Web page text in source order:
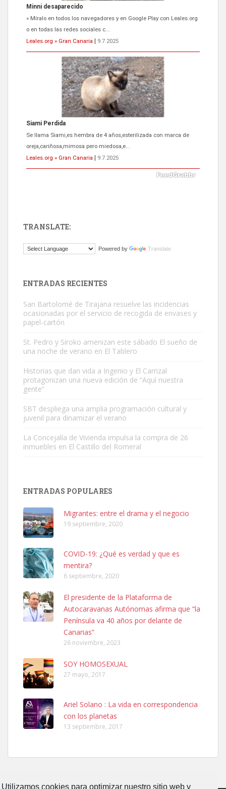
Utilizamos cookies para optimizar nuestro sitio web y
Minni desaparecido
» Míralo en todos los navegadores y en Google Play con Leales.org
o en todas las redes sociales c...
Leales.org » Gran Canaria
9.7.2025
Siami Perdida
Se llama Siami,es hembra de 4 años,esterilizada con marca de
oreja,cariñosa,mimosa pero miedosa,e...
Leales.org » Gran Canaria
9.7.2025
El ayuntamiento se va a llevar a Los Gatos callejeros de la zona los
Este gato macho ha aparecido en la calle hace menos de un mes,
es muy manso y extremadamente cari...
Leales.org » Gran Canaria
Leales.org » Gran Canaria
SHIBA PERDIDO AVDA JOSE MESA Y LOPEZ
PERRO MACHO RAZA SHIBA CON MICROCHIP PERDIDO HOY
06/07/2025 ZONA MESA Y LOPEZ. ES MUY ASUSTADIZO
Leales.org » Gran Canaria
6.7.2025
Ninfa perdida
El día 5 se los perdió una ninfa papillera, asustada tiene miedo a la
calle, se perdió por la zon...
TRANSLATE:
Powered by Translate
ENTRADAS RECIENTES
San Bartolomé de Tirajana resuelve las incidencias
ocasionadas por el servicio de recogida de envases y
papel-cartón
St. Pedro y Siroko amenizan este sábado El sueño de
una noche de verano en El Tablero
Historias que dan vida a Ingenio y El Carrizal
protagonizan una nueva edición de “Aquí nuestra
gente”
SBT despliega una amplia programación cultural y
juvenil para dinamizar el verano
La Concejalía de Vivienda impulsa la compra de 26
inmuebles en El Castillo del Romeral
ENTRADAS POPULARES
Migrantes: entre el drama y el negocio
19 septiembre, 2020
COVID-19: ¿Qué es verdad y que es
mentira?
6 septiembre, 2020
El presidente de la Plataforma de
Autocaravanas Autónomas afirma que “la
Península va 40 años por delante de
Canarias”
26 noviembre, 2023
SOY HOMOSEXUAL
27 mayo, 2017
Ariel Solano : La vida en correspondencia
con los planetas
13 septiembre, 2017